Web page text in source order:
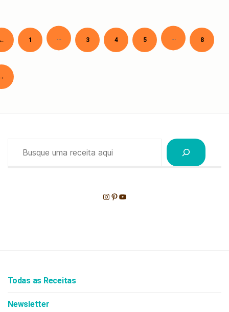
Paginação
de
posts
Newer 1 … 3 4 5 … 8
Instagram
Pinterest
Youtube
Todas as Receitas
Newsletter